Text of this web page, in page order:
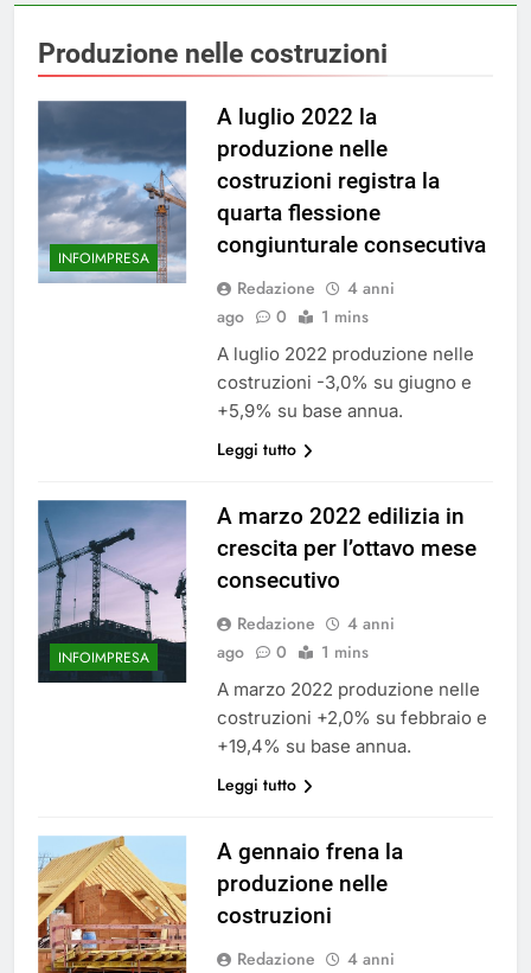
Produzione nelle costruzioni
INFOIMPRESA
A luglio 2022 la
produzione nelle
costruzioni registra la
quarta flessione
congiunturale consecutiva
Redazione
4 anni
ago
0 1 mins
A luglio 2022 produzione nelle
costruzioni -3,0% su giugno e
+5,9% su base annua.
Leggi tutto
INFOIMPRESA
A marzo 2022 edilizia in
crescita per l’ottavo mese
consecutivo
Redazione
4 anni
ago
0 1 mins
A marzo 2022 produzione nelle
costruzioni +2,0% su febbraio e
+19,4% su base annua.
Leggi tutto
A gennaio frena la
produzione nelle
costruzioni
Redazione
4 anni